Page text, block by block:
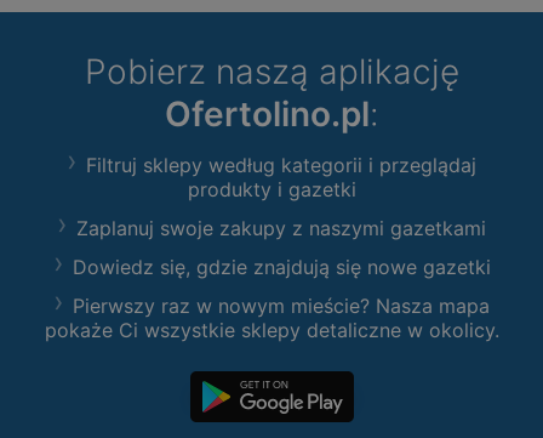
Pobierz naszą aplikację
Ofertolino.pl:
Filtruj sklepy według kategorii i przeglądaj
produkty i gazetki
Zaplanuj swoje zakupy z naszymi gazetkami
Dowiedz się, gdzie znajdują się nowe gazetki
Pierwszy raz w nowym mieście? Nasza mapa
pokaże Ci wszystkie sklepy detaliczne w okolicy.